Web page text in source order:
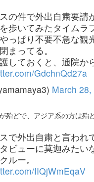
の件で外出自粛要請
歩いてみたタイムラ
っぱり不要不急な観
まってる。
しておくと、通院か
GdchnQd27a
March 28,
殆どで、アジア系の方は殆
で外出自粛と言われ
ビューに莫迦みたい
ルー。
IIQjWmEqaV